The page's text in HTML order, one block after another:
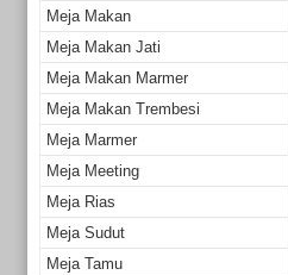
Meja Makan
Meja Makan Jati
Meja Makan Marmer
Meja Makan Trembesi
Meja Marmer
Meja Meeting
Meja Rias
Meja Sudut
Meja Tamu